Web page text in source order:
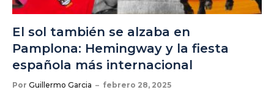
El sol también se alzaba en
Pamplona: Hemingway y la fiesta
española más internacional
Por Guillermo Garcia febrero 28, 2025